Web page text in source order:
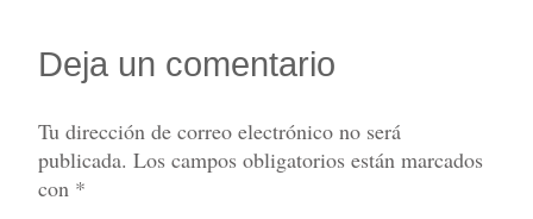
Deja un comentario
Tu dirección de correo electrónico no será
publicada. Los campos obligatorios están marcados
con *